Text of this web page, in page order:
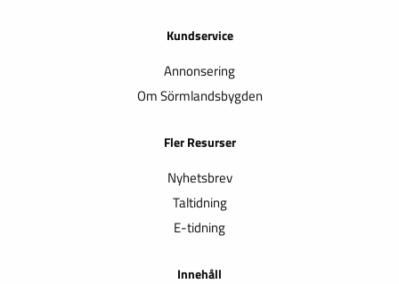
Kundservice
Annonsering
Om Sörmlandsbygden
Fler Resurser
Nyhetsbrev
Taltidning
E-tidning
Innehåll